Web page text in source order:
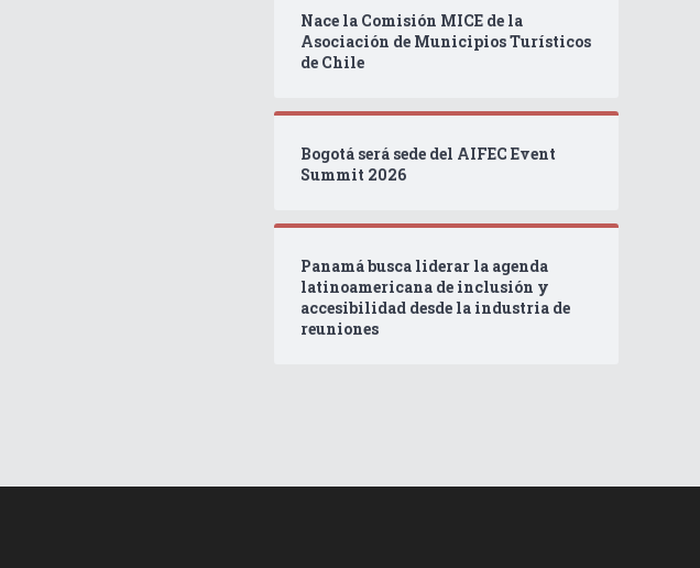
Nace la Comisión MICE de la
Asociación de Municipios Turísticos
de Chile
Bogotá será sede del AIFEC Event
Summit 2026
Panamá busca liderar la agenda
latinoamericana de inclusión y
accesibilidad desde la industria de
reuniones